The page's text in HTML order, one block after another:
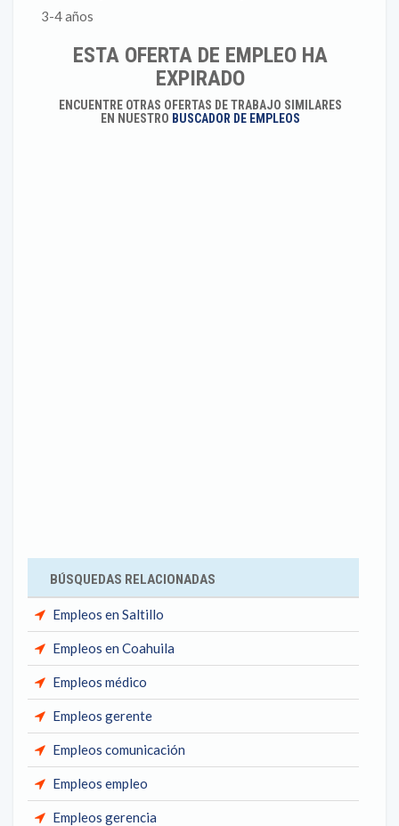
3-4 años
ESTA OFERTA DE EMPLEO HA
EXPIRADO
ENCUENTRE OTRAS OFERTAS DE TRABAJO SIMILARES
EN NUESTRO BUSCADOR DE EMPLEOS
BÚSQUEDAS RELACIONADAS
Empleos en Saltillo
Empleos en Coahuila
Empleos médico
Empleos gerente
Empleos comunicación
Empleos empleo
Empleos gerencia